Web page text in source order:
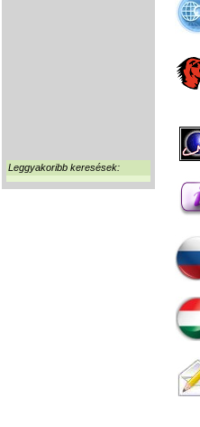
Leggyakoribb keresések: